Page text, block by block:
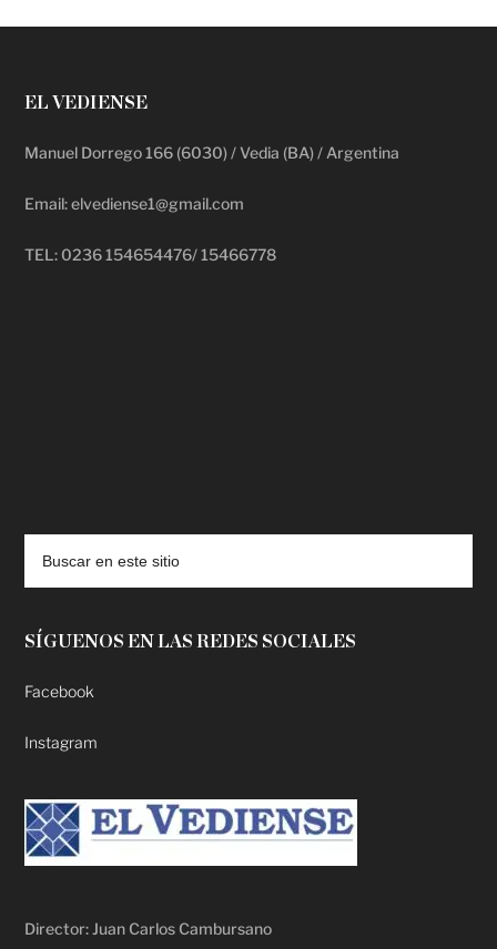
EL VEDIENSE
Manuel Dorrego 166 (6030) / Vedia (BA) / Argentina
Email: elvediense1@gmail.com
TEL: 0236 154654476/ 15466778
SÍGUENOS EN LAS REDES SOCIALES
Facebook
Instagram
Director: Juan Carlos Cambursano